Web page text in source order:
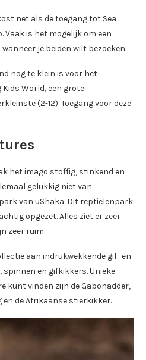
net als de toegang tot Sea
Vaak is het mogelijk om een
je beiden wilt bezoeken.
nog te klein is voor het
World, een grote
(2-12). Toegang voor deze
het imago stoffig, stinkend en
gelukkig niet van
van uShaka. Dit reptielenpark
opgezet. Alles ziet er zeer
zeer ruim.
aan indrukwekkende gif- en
en gifkikkers. Unieke
kunt vinden zijn de Gabonadder,
de Afrikaanse stierkikker.